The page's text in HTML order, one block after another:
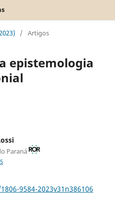
/ Artigos
epistemologia
Paraná
9584-2023v31n386106